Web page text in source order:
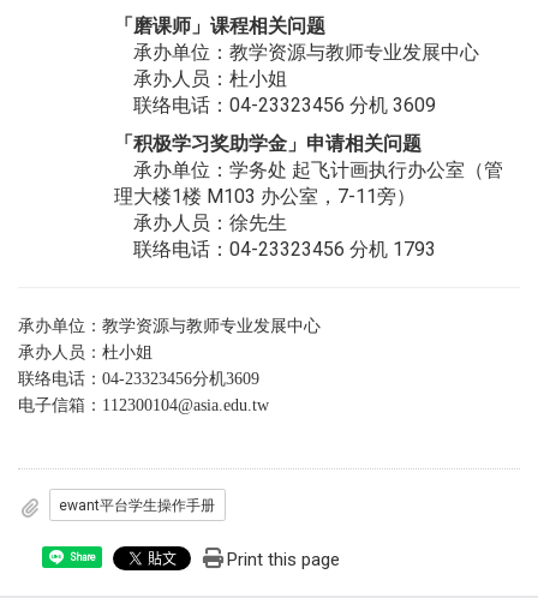
「磨课师 」 课程相关问题
承办单位：教学资源与教师专业发展中心
承办人员：杜小姐
联络电话：04-23323456 分机 3609
「积极学习奖助学金」 申请相关问题
承办单位：学务处 起飞计画执行办公室（管
理大楼1楼 M103 办公室，7-11旁）
承办人员：徐先生
联络电话：04-23323456 分机 1793
承办单位：教学资源与教师专业发展中心
承办人员：杜小姐
联络电话：04-23323456分机3609
电子信箱： 112300104@asia.edu.tw
ewant平台学生操作手册
Share Print this page